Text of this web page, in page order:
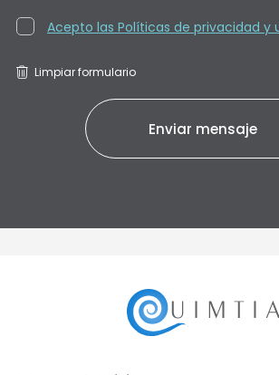
Acepto las Políticas de privacidad y
Limpiar formulario